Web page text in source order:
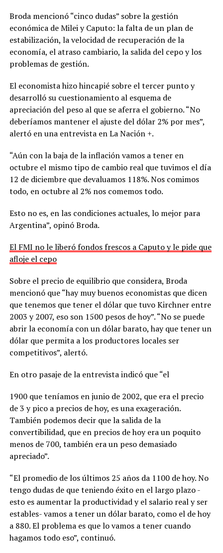
Broda mencionó “cinco dudas” sobre la gestión
económica de Milei y Caputo: la falta de un plan de
estabilización, la velocidad de recuperación de la
economía, el atraso cambiario, la salida del cepo y los
problemas de gestión.
El economista hizo hincapié sobre el tercer punto y
desarrolló su cuestionamiento al esquema de
apreciación del peso al que se aferra el gobierno. “No
deberíamos mantener el ajuste del dólar 2% por mes”,
alertó en una entrevista en La Nación +.
“Aún con la baja de la inflación vamos a tener en
octubre el mismo tipo de cambio real que tuvimos el día
12 de diciembre que devaluamos 118%. Nos comimos
todo, en octubre al 2% nos comemos todo.
Esto no es, en las condiciones actuales, lo mejor para
Argentina”, opinó Broda.
El FMI no le liberó fondos frescos a Caputo y le pide que
afloje el cepo
Sobre el precio de equilibrio que considera, Broda
mencionó que “hay muy buenos economistas que dicen
que tenemos que tener el dólar que tuvo Kirchner entre
2003 y 2007, eso son 1500 pesos de hoy”. “No se puede
abrir la economía con un dólar barato, hay que tener un
dólar que permita a los productores locales ser
competitivos”, alertó.
En otro pasaje de la entrevista indicó que “el
1900 que teníamos en junio de 2002, que era el precio
de 3 y pico a precios de hoy, es una exageración.
También podemos decir que la salida de la
convertibilidad, que en precios de hoy era un poquito
menos de 700, también era un peso demasiado
apreciado”.
“El promedio de los últimos 25 años da 1100 de hoy. No
tengo dudas de que teniendo éxito en el largo plazo -
esto es aumentar la productividad y el salario real y ser
estables- vamos a tener un dólar barato, como el de hoy
a 880. El problema es que lo vamos a tener cuando
hagamos todo eso”, continuó.